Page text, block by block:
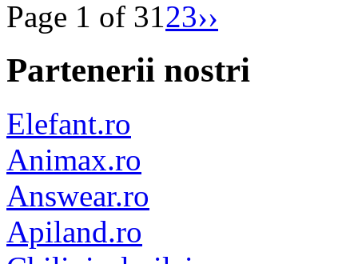
Page 1 of 3123››
Partenerii nostri
Elefant.ro
Animax.ro
Answear.ro
Apiland.ro